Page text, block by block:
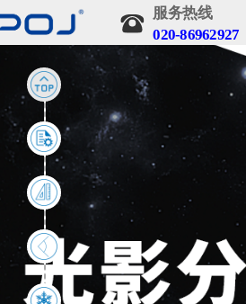
登录 注册
服务热线
020-86962927